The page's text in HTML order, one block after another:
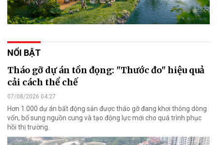
NỔI BẬT
Tháo gỡ dự án tồn đọng: "Thước đo" hiệu quả
cải cách thể chế
07/08/2026 04:27
Hơn 1.000 dự án bất động sản được tháo gỡ đang khơi thông dòng
vốn, bổ sung nguồn cung và tạo động lực mới cho quá trình phục
hồi thị trường.